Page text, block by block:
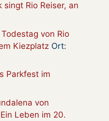
singt Rio Reiser, an
von Rio
Kiezplatz Ort:
Parkfest im
von
Leben im 20.